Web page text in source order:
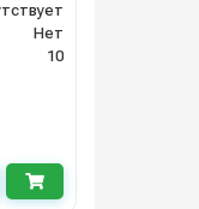
Нет
10